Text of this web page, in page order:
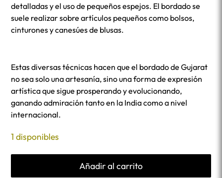
detalladas y el uso de pequeños espejos. El bordado se
suele realizar sobre artículos pequeños como bolsos,
cinturones y canesúes de blusas.
Estas diversas técnicas hacen que el bordado de Gujarat
no sea solo una artesanía, sino una forma de expresión
artística que sigue prosperando y evolucionando,
ganando admiración tanto en la India como a nivel
internacional.
1 disponibles
Añadir al carrito